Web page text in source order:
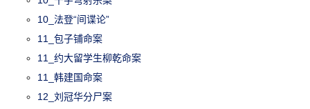
10_法登“间谍论”
11_包子铺命案
11_约大留学生柳乾命案
11_韩建国命案
12_刘冠华分尸案